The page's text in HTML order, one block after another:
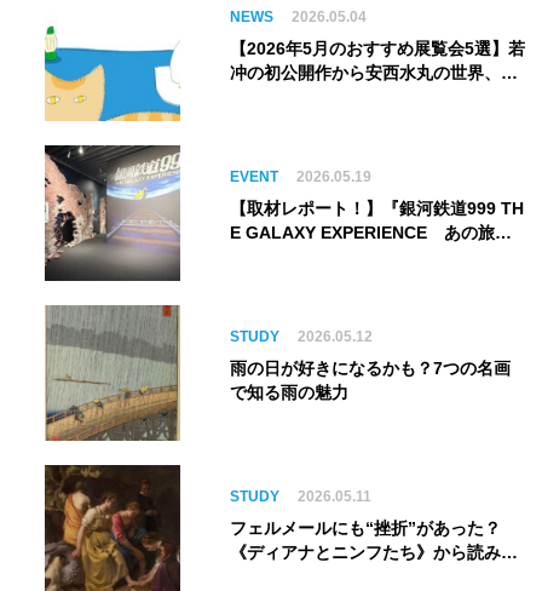
NEWS 2026.05.04
【2026年5月のおすすめ展覧会5選】若
冲の初公開作から安西水丸の世界、そ
EVENT 2026.05.19
【取材レポート！】『銀河鉄道999 TH
E GALAXY EXPERIENCE あの旅
ム】
STUDY 2026.05.12
雨の日が好きになるかも？7つの名画
で知る雨の魅力
STUDY 2026.05.11
フェルメールにも“挫折”があった？
《ディアナとニンフたち》から読み解